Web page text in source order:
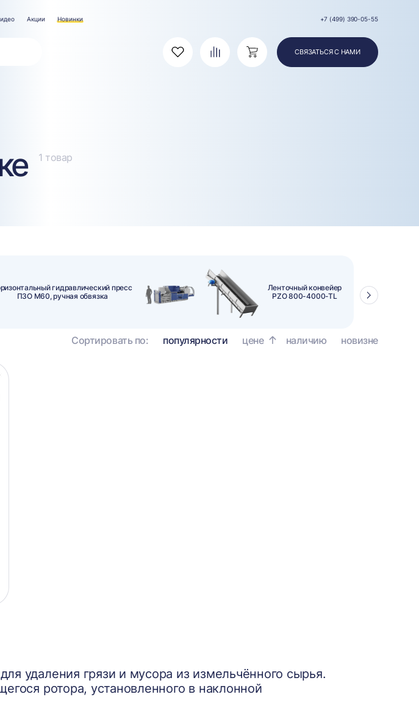
Акции Новинки +7 (499) 390-05-55
Избранное СравнениеКорзина СВЯЗАТЬСЯ С НАМИ
1 товар
гидравлический пресс
ПЗО М60, ручная обвязка
Ленточный конвейер
PZO 800-4000-TL
Стрелка
Сортировать по: популярности цене наличию новизне
удаления грязи и мусора из измельчённого сырья.
ротора, установленного в наклонной